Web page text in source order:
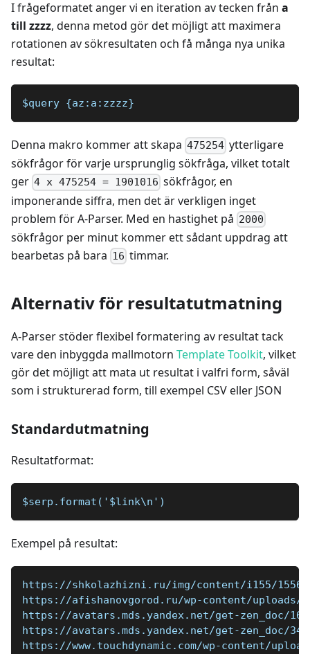
I frågeformatet anger vi en iteration av tecken från a
till zzzz, denna metod gör det möjligt att maximera
rotationen av sökresultaten och få många nya unika
resultat:
$query {az:a:zzzz}
Denna makro kommer att skapa 475254 ytterligare
sökfrågor för varje ursprunglig sökfråga, vilket totalt
ger 4 x 475254 = 1901016 sökfrågor, en
imponerande siffra, men det är verkligen inget
problem för A-Parser. Med en hastighet på 2000
sökfrågor per minut kommer ett sådant uppdrag att
bearbetas på bara 16 timmar.
Alternativ för resultatutmatning
A-Parser stöder flexibel formatering av resultat tack
vare den inbyggda mallmotorn Template Toolkit, vilket
gör det möjligt att mata ut resultat i valfri form, såväl
som i strukturerad form, till exempel CSV eller JSON
Standardutmatning
Resultatformat:
$serp.format('$link\n')
Exempel på resultat:
https://shkolazhizni.ru/img/content/i155/
https://afishanovgorod.ru/wp-content/uploads/
https://avatars.mds.yandex.net/get-zen_doc/
https://avatars.mds.yandex.net/get-zen_doc/
https://www.touchdynamic.com/wp-content/